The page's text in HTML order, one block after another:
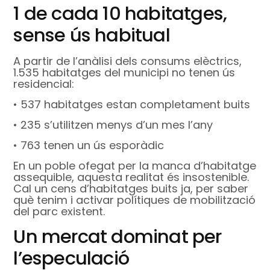
1 de cada 10 habitatges,
sense ús habitual
A partir de l’anàlisi dels consums elèctrics,
1.535 habitatges del municipi no tenen ús
residencial:
• 537 habitatges estan completament buits
• 235 s’utilitzen menys d’un mes l’any
• 763 tenen un ús esporàdic
En un poble ofegat per la manca d’habitatge
assequible, aquesta realitat és insostenible.
Cal un cens d’habitatges buits ja, per saber
què tenim i activar polítiques de mobilització
del parc existent.
Un mercat dominat per
l’especulació